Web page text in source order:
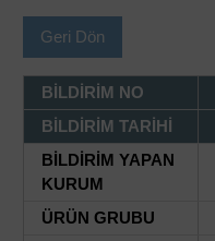
Geri Dön
BİLDİRİM NO
BİLDİRİM TARİHİ
BİLDİRİM YAPAN
KURUM
ÜRÜN GRUBU